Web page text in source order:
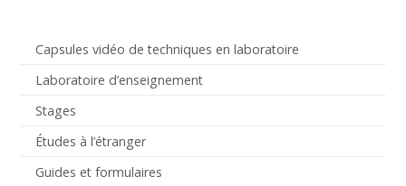
Capsules vidéo de techniques en laboratoire
Laboratoire d’enseignement
Stages
Études à l’étranger
Guides et formulaires